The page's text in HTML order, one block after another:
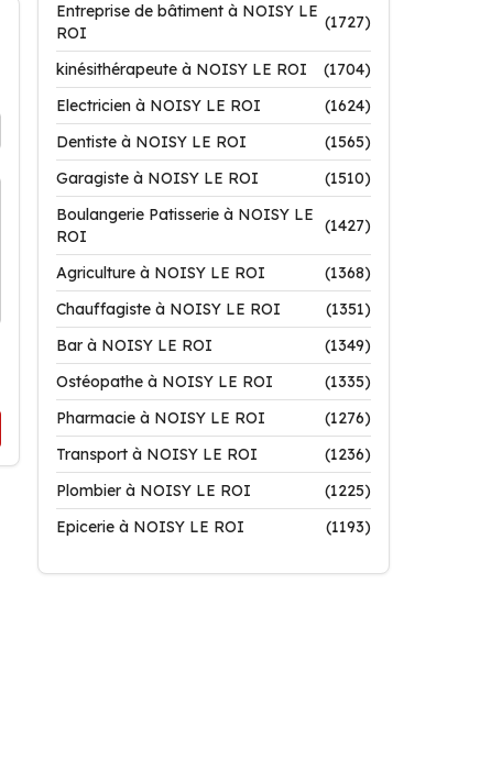
Entreprise de bâtiment à NOISY LE
ROI
(1727)
kinésithérapeute à NOISY LE ROI
(1704)
Electricien à NOISY LE ROI
(1624)
Dentiste à NOISY LE ROI
(1565)
Garagiste à NOISY LE ROI
(1510)
Boulangerie Patisserie à NOISY LE
ROI
(1427)
Agriculture à NOISY LE ROI
(1368)
Chauffagiste à NOISY LE ROI
(1351)
Bar à NOISY LE ROI
(1349)
Ostéopathe à NOISY LE ROI
(1335)
Pharmacie à NOISY LE ROI
(1276)
Transport à NOISY LE ROI
(1236)
Plombier à NOISY LE ROI
(1225)
Epicerie à NOISY LE ROI
(1193)